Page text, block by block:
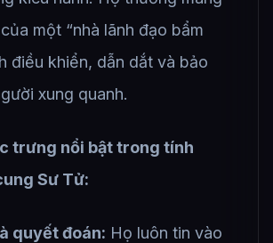
một “nhà lãnh đạo bẩm
điều khiển, dẫn dắt và bảo
xung quanh.
trưng nổi bật trong tính
Sư Tử:
quyết đoán: Họ luôn tin vào